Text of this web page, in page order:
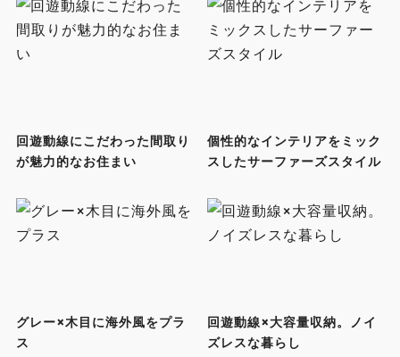
回遊動線にこだわった間取り
が魅力的なお住まい
個性的なインテリアをミック
スしたサーファーズスタイル
グレー×木目に海外風をプラ
ス
回遊動線×大容量収納。ノイ
ズレスな暮らし